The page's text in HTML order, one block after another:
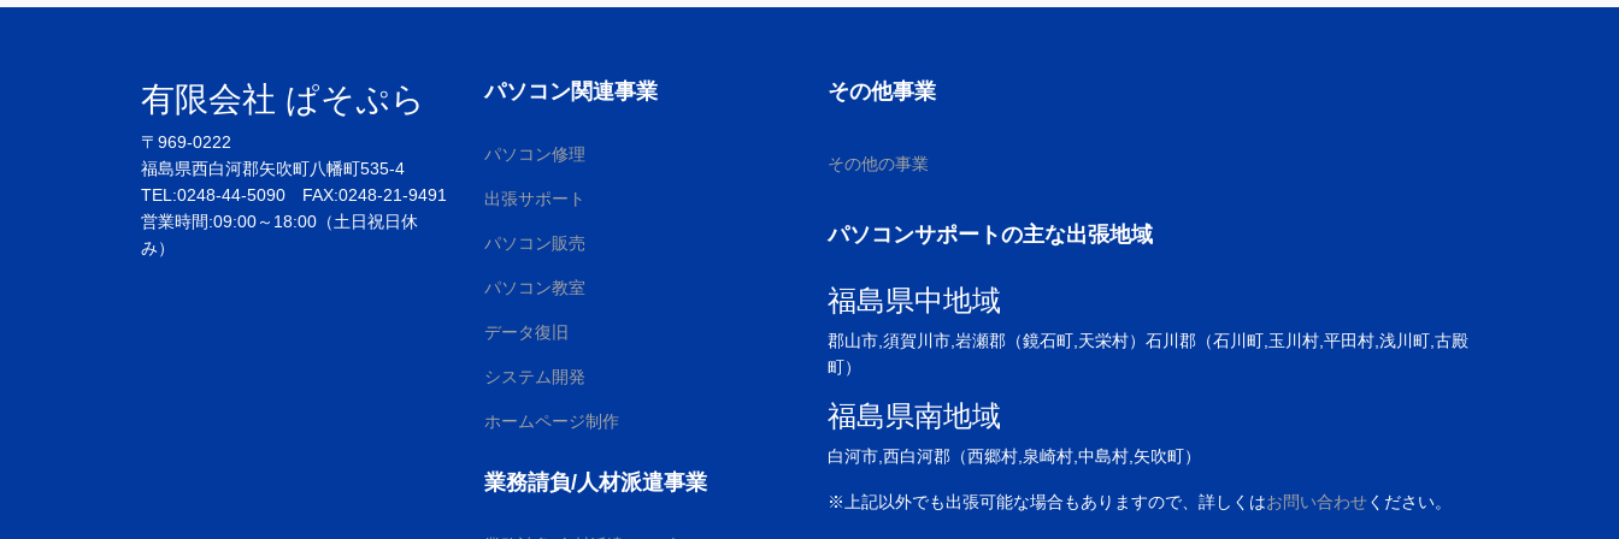
有限会社 ぱそぷら
〒969-0222
福島県西白河郡矢吹町八幡町535-4
TEL:0248-44-5090 FAX:0248-21-9491
営業時間:09:00～18:00（土日祝日休
み）
パソコン関連事業
パソコン修理
出張サポート
パソコン販売
パソコン教室
データ復旧
システム開発
ホームページ制作
業務請負/人材派遣事業
その他事業
その他の事業
パソコンサポートの主な出張地域
福島県中地域
郡山市,須賀川市,岩瀬郡（鏡石町,天栄村）石川郡（石川町,玉川村,平田村,浅川町,古殿
町）
福島県南地域
白河市,西白河郡（西郷村,泉崎村,中島村,矢吹町）
※上記以外でも出張可能な場合もありますので、詳しくはお問い合わせください。